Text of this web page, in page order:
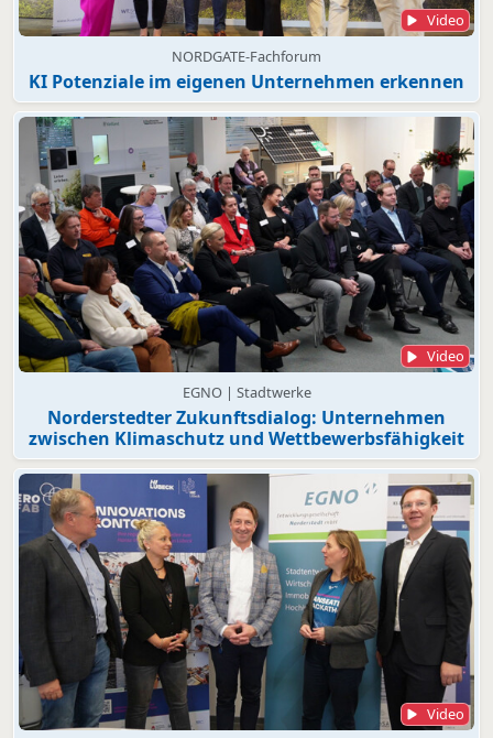
Video
NORDGATE-Fachforum
KI Potenziale im eigenen Unternehmen erkennen
Video
EGNO | Stadtwerke
Norderstedter Zukunftsdialog: Unternehmen
zwischen Klimaschutz und Wettbewerbsfähigkeit
Video